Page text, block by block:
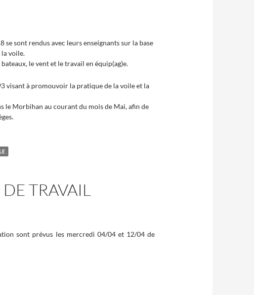
se sont rendus avec leurs enseignants sur la base
la voile.
le vent et le travail en équip(ag)e.
visant à promouvoir la pratique de la voile et la
le Morbihan au courant du mois de Mai, afin de
TRAVAIL
sont prévus les mercredi 04/04 et 12/04 de